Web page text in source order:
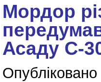
Мордор
Асаду С-